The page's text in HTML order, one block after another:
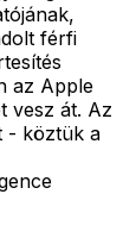
férfi
az Apple
vesz át. Az
- köztük a